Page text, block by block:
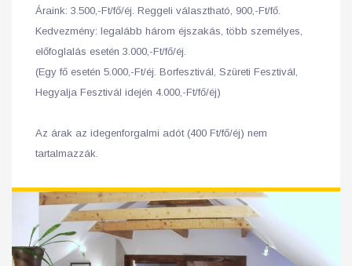
Áraink: 3.500,-Ft/fő/éj. Reggeli választható, 900,-Ft/fő.
Kedvezmény: legalább három éjszakás, több személyes,
előfoglalás esetén 3.000,-Ft/fő/éj.
(Egy fő esetén 5.000,-Ft/éj. Borfesztivál, Szüreti Fesztivál,
Hegyalja Fesztivál idején 4.000,-Ft/fő/éj)
Az árak az idegenforgalmi adót (400 Ft/fő/éj) nem
tartalmazzák.